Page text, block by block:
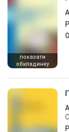
показати
обкладинку